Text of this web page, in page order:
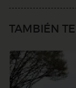
TAMBIÉN